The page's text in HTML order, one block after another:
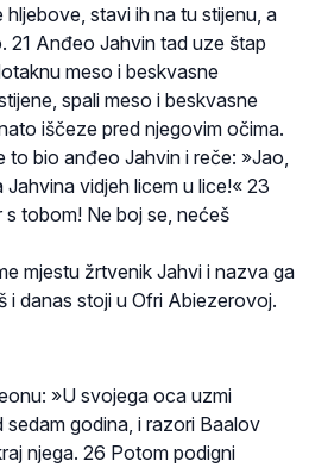
stavi ih na tu stijenu, a
21 Anđeo Jahvin tad uze štap
meso i beskvasne
spali meso i beskvasne
iščeze pred njegovim očima.
to bio anđeo Jahvin i reče: »Jao,
vidjeh licem u lice!« 23
tobom! Ne boj se, nećeš
mjestu žrtvenik Jahvi i nazva ga
i danas stoji u Ofri Abiezerovoj.
»U svojega oca uzmi
godina, i razori Baalov
njega. 26 Potom podigni